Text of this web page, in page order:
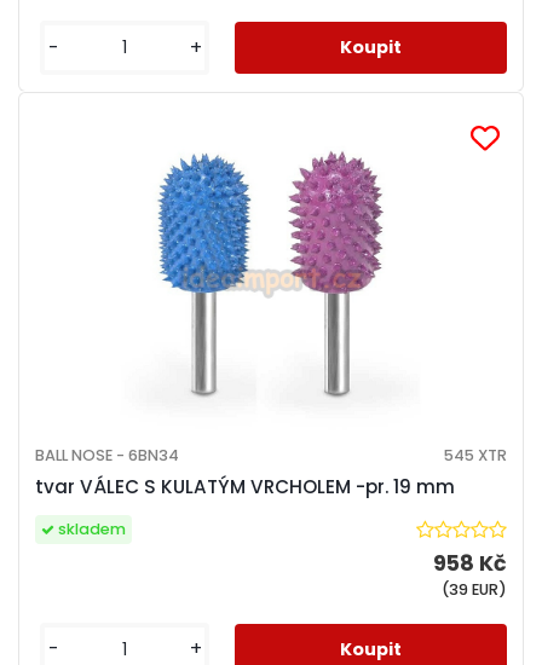
- +
tvar VÁLEC S KULATÝM VRCHOLEM -pr. 19 mm
BALL NOSE - 6BN34 545 XTR
958 Kč
(39 EUR)
skladem
- +